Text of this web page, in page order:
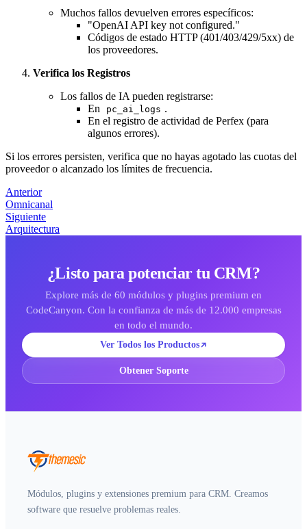
Muchos fallos devuelven errores específicos:
"OpenAI API key not configured."
Códigos de estado HTTP (401/403/429/5xx) de
los proveedores.
Verifica los Registros
Los fallos de IA pueden registrarse:
En
pc_ai_logs .
En el registro de actividad de Perfex (para
algunos errores).
Si los errores persisten, verifica que no hayas agotado las cuotas del
proveedor o alcanzado los límites de frecuencia.
Anterior
Omnicanal
Siguiente
Arquitectura
¿Listo para potenciar tu CRM?
Explore más de 60 módulos y plugins premium en
CodeCanyon. Con la confianza de más de 12.000 empresas
en todo el mundo.
Ver Todos los Productos
Obtener Soporte
Módulos, plugins y extensiones premium para CRM. Creamos
software que resuelve problemas reales.